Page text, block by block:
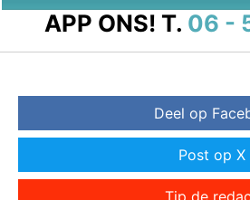
APP ONS! T. 06 -
Deel op
Post op X